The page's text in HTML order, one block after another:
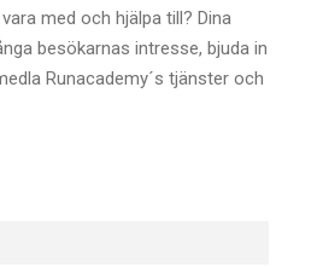
med och hjälpa till? Dina
besökarnas intresse, bjuda in
Runacademy´s tjänster och